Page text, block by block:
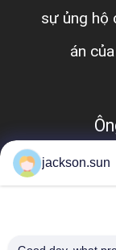
sự ủng hộ
jackson.sun